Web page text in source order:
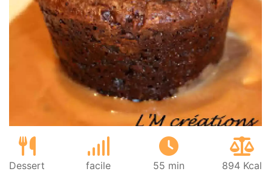
Dessert facile 55 min 894 Kcal